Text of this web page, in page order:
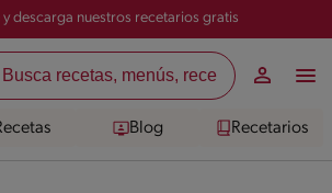
y descarga nuestros recetarios gratis
Blog Recetarios